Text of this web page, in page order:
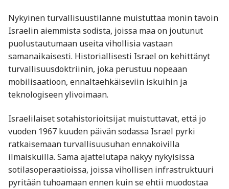
Nykyinen turvallisuustilanne muistuttaa monin tavoin
Israelin aiemmista sodista, joissa maa on joutunut
puolustautumaan useita vihollisia vastaan
samanaikaisesti. Historiallisesti Israel on kehittänyt
turvallisuusdoktriinin, joka perustuu nopeaan
mobilisaatioon, ennaltaehkäiseviin iskuihin ja
teknologiseen ylivoimaan.
Israelilaiset sotahistorioitsijat muistuttavat, että jo
vuoden 1967 kuuden päivän sodassa Israel pyrki
ratkaisemaan turvallisuusuhan ennakoivilla
ilmaiskuilla. Sama ajattelutapa näkyy nykyisissä
sotilasoperaatioissa, joissa vihollisen infrastruktuuri
pyritään tuhoamaan ennen kuin se ehtii muodostaa